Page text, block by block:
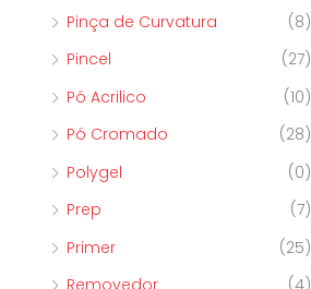
Pinça de Curvatura
(8)
Pincel
(27)
Pó Acrilico
(10)
Pó Cromado
(28)
Polygel
(0)
Prep
(7)
Primer
(25)